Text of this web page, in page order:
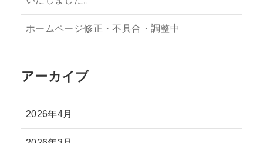
ホームページ修正・不具合・調整中
アーカイブ
2026年4月